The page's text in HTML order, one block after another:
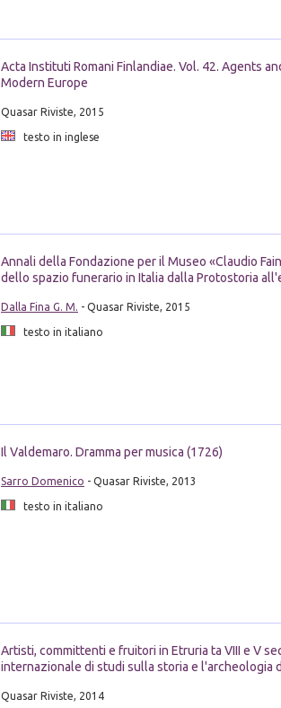
Acta Instituti Romani Finlandiae. Vol. 42. Agents
Modern Europe
Quasar Riviste, 2015
testo in inglese
Annali della Fondazione per il Museo «Claudio
dello spazio funerario in Italia dalla Protostoria
Dalla Fina G. M. - Quasar Riviste, 2015
testo in italiano
Il Valdemaro. Dramma per musica (1726)
Sarro Domenico - Quasar Riviste, 2013
testo in italiano
Artisti, committenti e fruitori in Etruria ta VIII e V
internazionale di studi sulla storia e l'archeologia
Quasar Riviste, 2014